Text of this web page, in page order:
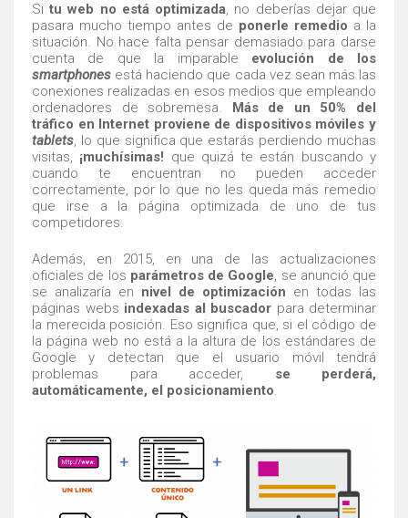
Situ web no está optimizada, no deberías dejar que
pasara mucho tiempo antes de ponerle remedio a la
situación. No hace falta pensar demasiado para darse
cuenta de que la imparable evolución de los
smartphones está haciendo que cada vez sean más las
conexiones realizadas en esos medios que empleando
ordenadores de sobremesa. Más de un 50% del
tráfico en Internet proviene de dispositivos móviles y
tablets, lo que significa que estarás perdiendo muchas
visitas, ¡muchísimas! que quizá te están buscando y
cuando te encuentran no pueden acceder
correctamente, por lo que no les queda más remedio
que irse a la página optimizada de uno de tus
competidores.
Además, en 2015, en una de las actualizaciones
oficiales de los parámetros de Google, se anunció que
se analizaría en nivel de optimización en todas las
páginas webs indexadas al buscador para determinar
la merecida posición. Eso significa que, si el código de
la página web no está a la altura de los estándares de
Google y detectan que el usuario móvil tendrá
problemas para acceder, se perderá,
automáticamente, el posicionamiento.